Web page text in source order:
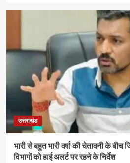
उत्तराखंड
भारी से बहुत भारी वर्षा की चेतावनी के
विभागों को हाई अलर्ट पर रहने के निर्देश